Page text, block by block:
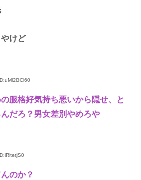
けど
服格好気持ち悪いから隠せ、と
だろ？男女差別やめろや
ID:iRitetjS0
のか？